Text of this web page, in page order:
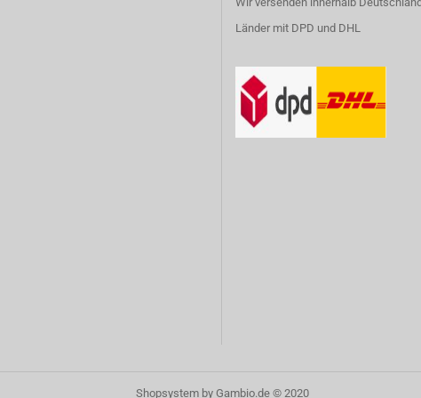
Länder mit DPD und DHL
Shopsystemby Gambio.de © 2020